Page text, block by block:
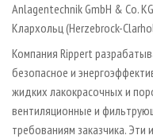
Anlagentechnik GmbH & Co.
Клархольц (Herzebrock-
Компания Rippert
безопасное и
жидких лакокрасочных и
вентиляционные и
требованиям заказчика.